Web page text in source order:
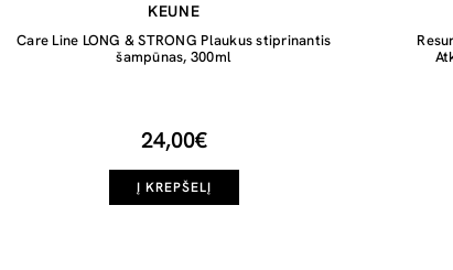
KEUNE
Care Line LONG & STRONG Plaukus stiprinantis
šampūnas, 300ml
24,00€
Į KREPŠELĮ